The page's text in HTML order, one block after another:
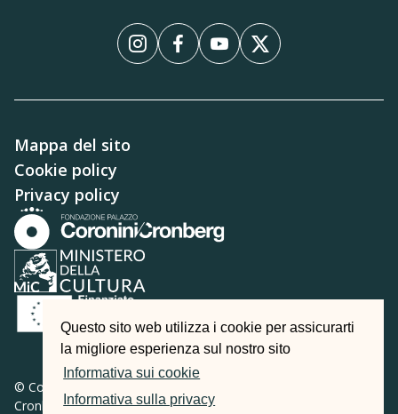
Questo sito web utilizza i cookie per assicurarti
la migliore esperienza sul nostro sito
Informativa sui cookie
Informativa sulla privacy
InstagramFacebookYouTube
X
Mappa del sito
Cookie policy
Privacy policy
© Copyright 1991-2025 -
Cronberg | Viale XX Settembre 14 – 34170 Gorizia | Tel.